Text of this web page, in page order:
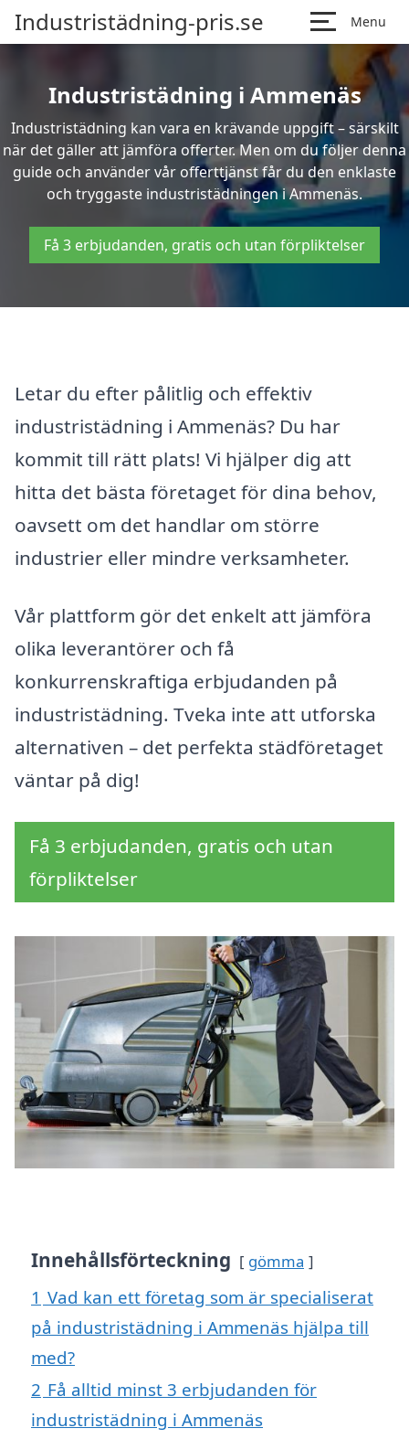
Industristädning-pris.se Menu
Industristädning i Ammenäs
Industristädning kan vara en krävande uppgift – särskilt
när det gäller att jämföra offerter. Men om du följer denna
guide och använder vår offerttjänst får du den enklaste
och tryggaste industristädningen i Ammenäs.
Få 3 erbjudanden, gratis och utan förpliktelser
Letar du efter pålitlig och effektiv
industristädning i Ammenäs? Du har
kommit till rätt plats! Vi hjälper dig att
hitta det bästa företaget för dina behov,
oavsett om det handlar om större
industrier eller mindre verksamheter.
Vår plattform gör det enkelt att jämföra
olika leverantörer och få
konkurrenskraftiga erbjudanden på
industristädning. Tveka inte att utforska
alternativen – det perfekta städföretaget
väntar på dig!
Få 3 erbjudanden, gratis och utan
förpliktelser
Innehållsförteckning gömma
1 Vad kan ett företag som är specialiserat
på industristädning i Ammenäs hjälpa till
med?
2 Få alltid minst 3 erbjudanden för
industristädning i Ammenäs